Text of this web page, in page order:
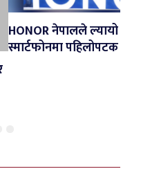
X5d Series र X6d 5G,
शून्य प्रतिशत ईएमआई